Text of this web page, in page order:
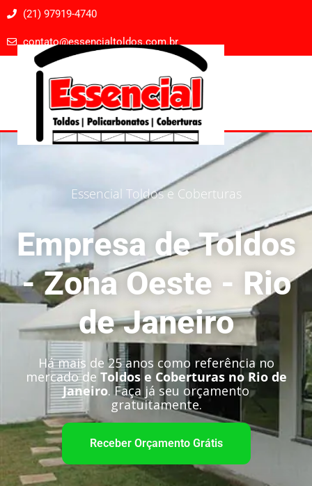
(21) 97919-4740
contato@essencialtoldos.com.br
Essencial Toldos e Coberturas
Empresa de Toldos
- Zona Oeste - Rio
de Janeiro
Há mais de 25 anos como referência no
mercado de Toldos e Coberturas no Rio de
Janeiro. Faça já seu orçamento
gratuitamente.
Receber Orçamento Grátis